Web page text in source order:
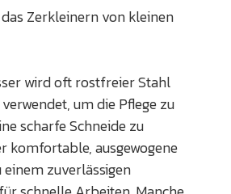
Zerkleinern von kleinen
wird oft rostfreier Stahl
um die Pflege zu
scharfe Schneide zu
komfortable, ausgewogene
zuverlässigen